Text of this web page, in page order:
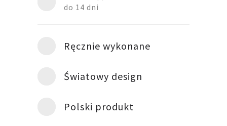
do 14 dni
Ręcznie wykonane
Światowy design
Polski produkt